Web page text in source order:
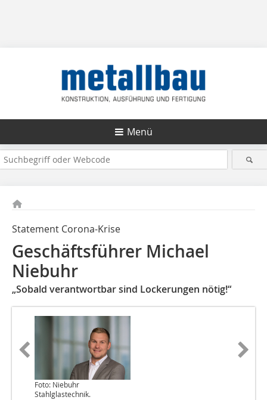
Menü
Statement Corona-Krise
Geschäftsführer Michael
Niebuhr
„Sobald verantwortbar sind Lockerungen nötig!“
Foto: Niebuhr
Stahlglastechnik.